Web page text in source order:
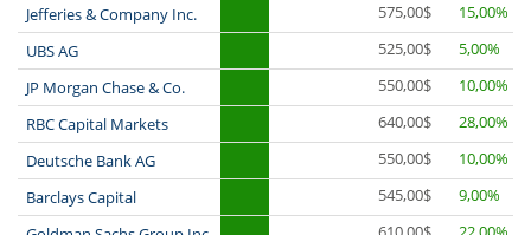
Jefferies & Company Inc.
575,00$
15,00%
UBS AG
525,00$
5,00%
JP Morgan Chase & Co.
550,00$
10,00%
RBC Capital Markets
640,00$
28,00%
Deutsche Bank AG
550,00$
10,00%
Barclays Capital
545,00$
9,00%